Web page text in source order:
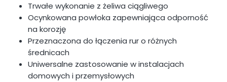
Trwałe wykonanie z żeliwa ciągliwego
Ocynkowana powłoka zapewniająca odporność
na korozję
Przeznaczona do łączenia rur o różnych
średnicach
Uniwersalne zastosowanie w instalacjach
domowych i przemysłowych